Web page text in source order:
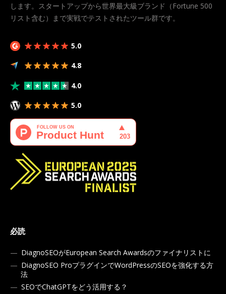
します。スタートアップから世界最大級ブランド（Fortune 500
リスト含む）まで実戦でテストされたツール群です。
5.0
4.8
4.0
5.0
必読
DiagnoSEOがEuropean Search Awardsのファイナリストに
DiagnoSEO ProプラグインでWordPressのSEOを強化する方
法
SEOでChatGPTをどう活用する？